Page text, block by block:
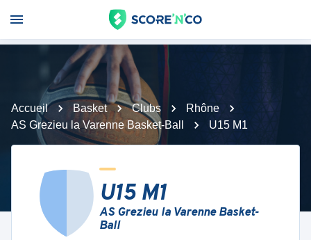
Accueil Basket Clubs
Rhône
AS Grezieu la Varenne Basket-Ball
U15 M1
U15 M1
AS Grezieu la Varenne Basket-
Ball